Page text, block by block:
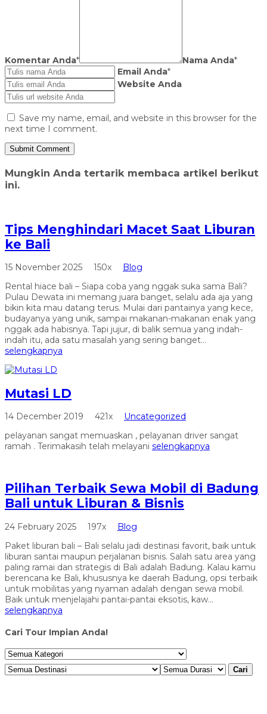
Komentar Anda* Nama Anda*
Email Anda*
Website Anda
Save my name, email, and website in this browser for the
next time I comment.
Mungkin Anda tertarik membaca artikel berikut
ini.
Tips Menghindari Macet Saat Liburan
ke Bali
15 November 2025 150x
Blog
Rental hiace bali – Siapa coba yang nggak suka sama Bali?
Pulau Dewata ini memang juara banget, selalu ada aja yang
bikin kita mau datang terus. Mulai dari pantainya yang kece,
budayanya yang unik, sampai makanan-makanan enak yang
nggak ada habisnya. Tapi jujur, di balik semua yang indah-
indah itu, ada satu masalah yang sering banget...
selengkapnya
Mutasi LD
14 December 2019 421x
Uncategorized
pelayanan sangat memuaskan , pelayanan driver sangat
ramah . Terimakasih telah melayani selengkapnya
Pilihan Terbaik Sewa Mobil di Badung
Bali untuk Liburan & Bisnis
24 February 2025 197x
Blog
Paket liburan bali – Bali selalu jadi destinasi favorit, baik untuk
liburan santai maupun perjalanan bisnis. Salah satu area yang
paling ramai dan strategis di Bali adalah Badung. Kalau kamu
berencana ke Bali, khususnya ke daerah Badung, opsi terbaik
untuk mobilitas yang nyaman adalah dengan sewa mobil.
Baik untuk menjelajahi pantai-pantai eksotis, kaw...
selengkapnya
Cari Tour Impian Anda!
Cari